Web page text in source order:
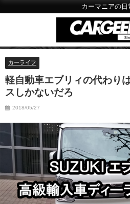
カーマニアの日
カーライフ
軽自動車エブリィの代わり
スしかないだろ
2018/05/27